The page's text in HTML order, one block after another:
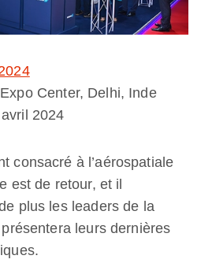
Center, Delhi, Inde
2024
consacré à l’aérospatiale
est de retour, et il
plus les leaders de la
leurs dernières